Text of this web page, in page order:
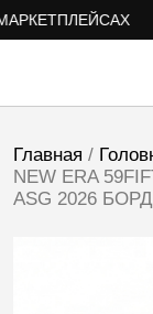
Главная /
NEW ERA
ASG 2026